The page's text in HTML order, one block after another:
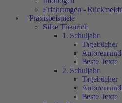
Erfahrungen -
Praxisbeispiele
Silke Theurich
1. Schuljahr
Tagebücher
Beste Texte
2. Schuljahr
Tagebücher
Beste Texte